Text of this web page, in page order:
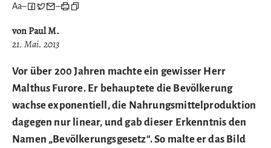
Aa– –
von Paul M.
21. Mai. 2013
Vor über 200 Jahren machte ein gewisser Herr
Malthus Furore. Er behauptete die Bevölkerung
wachse exponentiell, die Nahrungsmittelproduktion
dagegen nur linear, und gab dieser Erkenntnis den
Namen „Bevölkerungsgesetz“. So malte er das Bild